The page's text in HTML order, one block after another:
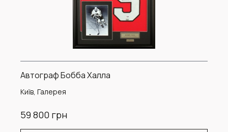
Автограф Бобба Халла
Київ, Галерея
59 800 грн